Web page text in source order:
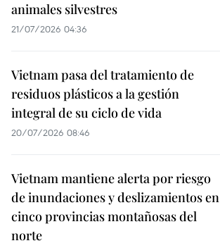
animales silvestres
21/07/2026 04:36
Vietnam pasa del tratamiento de
residuos plásticos a la gestión
integral de su ciclo de vida
20/07/2026 08:46
Vietnam mantiene alerta por riesgo
de inundaciones y deslizamientos en
cinco provincias montañosas del
norte